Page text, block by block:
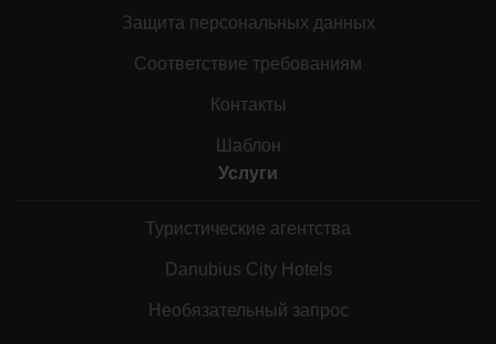
Защита персональных данных
Соответствие требованиям
Контакты
Шаблон
Услуги
Туристические агентства
Danubius City Hotels
Необязательный запрос